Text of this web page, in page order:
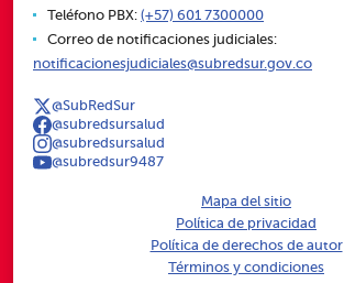
Teléfono PBX: (+57) 601 7300000
Correo de notificaciones judiciales:
notificacionesjudiciales@subredsur.gov.co
@SubRedSur
@subredsursalud
@subredsursalud
@subredsur9487
Mapa del sitio
Política de privacidad
Política de derechos de autor
Términos y condiciones